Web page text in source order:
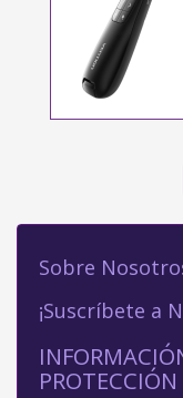
Sobre
¡Suscríbete a